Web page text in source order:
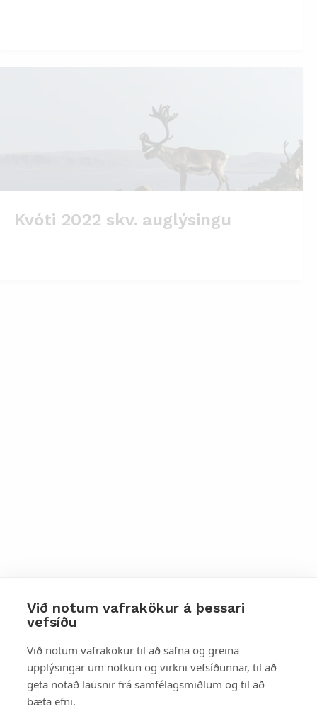
Við notum vafrakökur á þessari
vefsíðu
Við notum vafrakökur til að safna og greina
upplýsingar um notkun og virkni vefsíðunnar, til að
geta notað lausnir frá samfélagsmiðlum og til að
bæta efni.
Kvóti 2022 skv. auglýsingu
Styttu þér leið
Mest skoðað